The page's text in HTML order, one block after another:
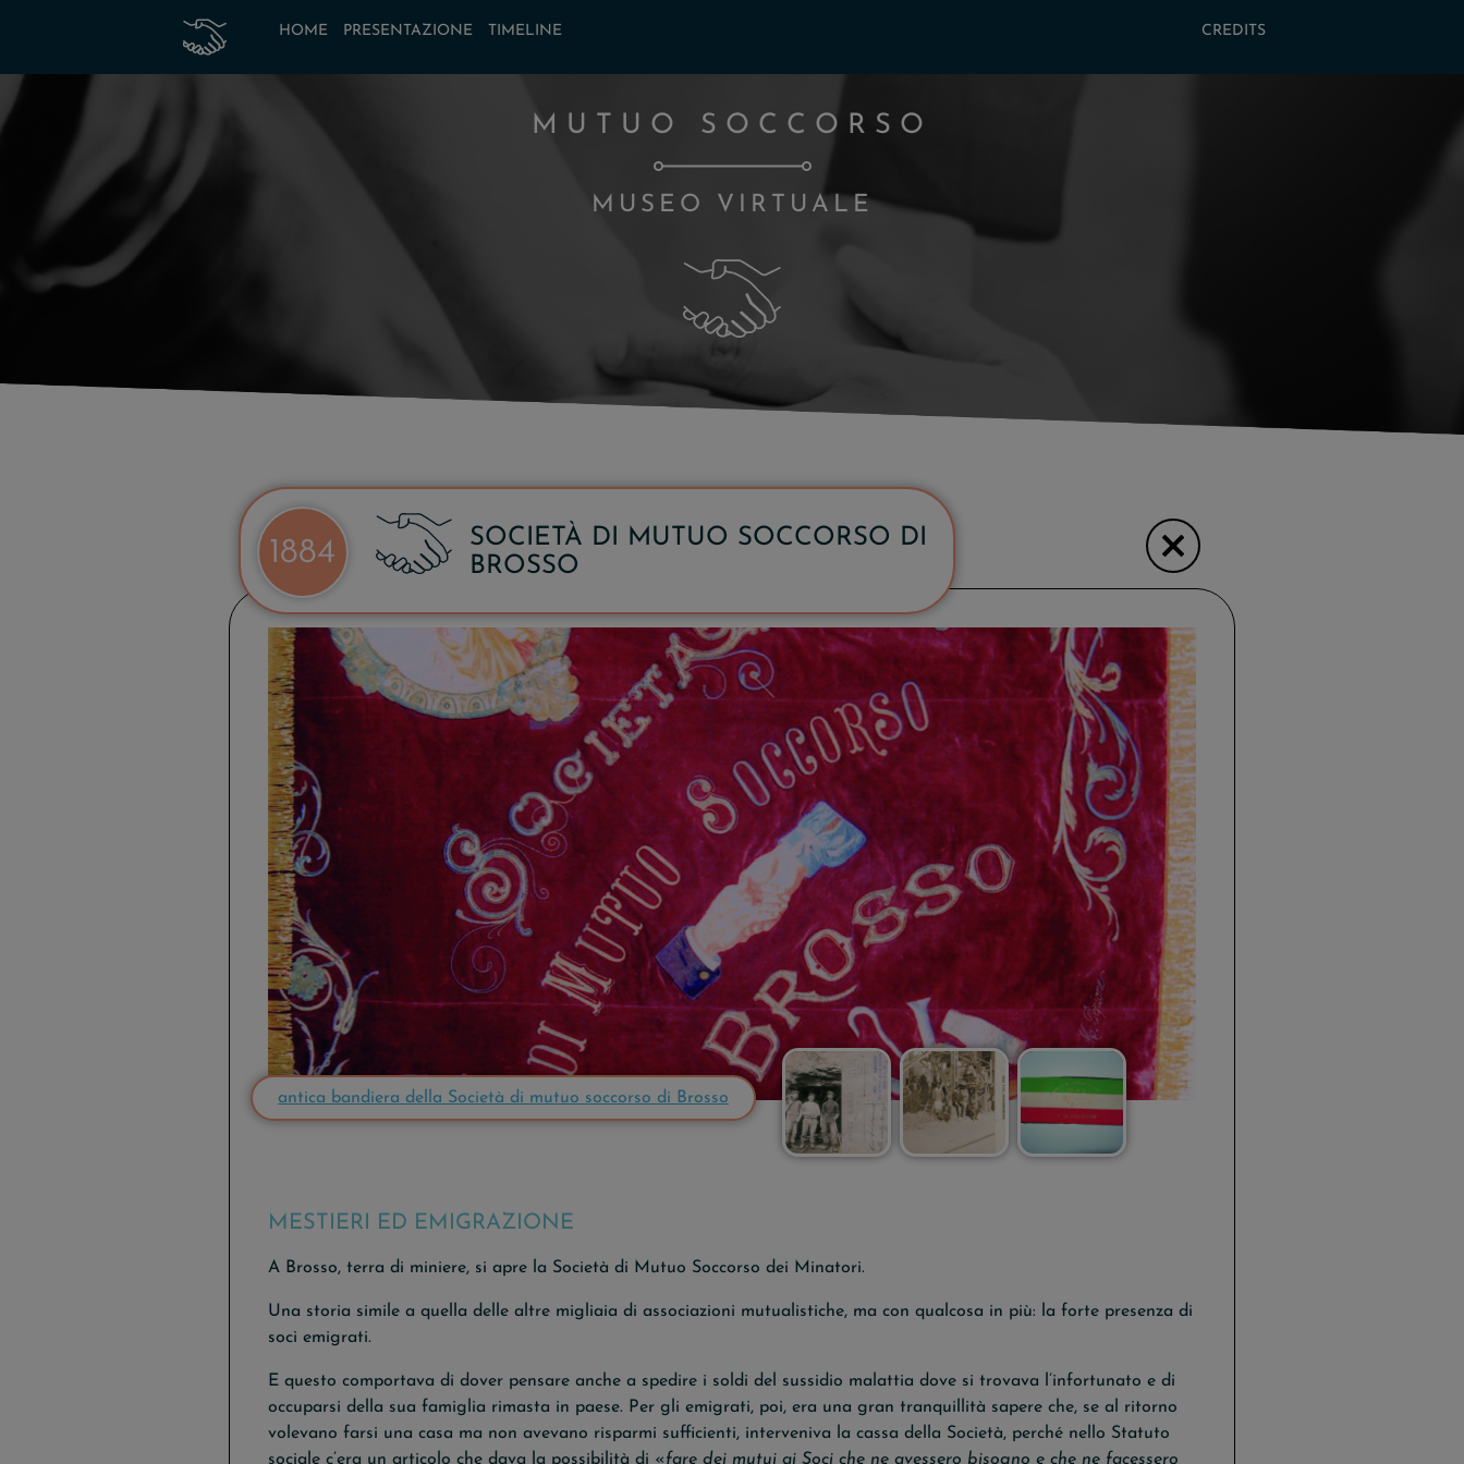
HOME PRESENTAZIONE TIMELINE CREDITS
MUTUO SOCCORSO
MUSEO VIRTUALE
1884
SOCIETÀ DI MUTUO SOCCORSO DI
BROSSO
antica bandiera della Società di mutuo soccorso di Brosso
MESTIERI ED EMIGRAZIONE
A Brosso, terra di miniere, si apre la Società di Mutuo Soccorso dei Minatori.
Una storia simile a quella delle altre migliaia di associazioni mutualistiche, ma con qualcosa in più: la forte presenza di
soci emigrati.
E questo comportava di dover pensare anche a spedire i soldi del sussidio malattia dove si trovava l’infortunato e di
occuparsi della sua famiglia rimasta in paese. Per gli emigrati, poi, era una gran tranquillità sapere che, se al ritorno
volevano farsi una casa ma non avevano risparmi sufficienti, interveniva la cassa della Società, perché nello Statuto
sociale c’era un articolo che dava la possibilità di «fare dei mutui ai Soci che ne avessero bisogno e che ne facessero